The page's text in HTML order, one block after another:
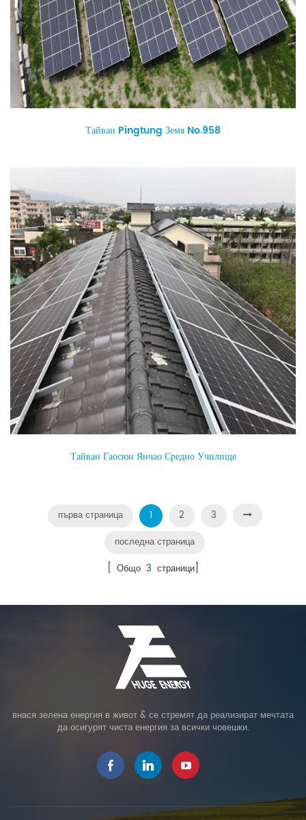
Тайван Pingtung Земя No.958
Тайван Гаосюн Янчао Средно Училище
първа страница 1 2
3
последна страница
[ Общо 3 страници]
внася зелена енергия в живот & се стремят да реализират мечтата
да осигурят чиста енергия за всички човешки.